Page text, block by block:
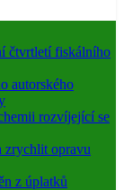
čtvrtletí fiskálního
autorského
rozvíjející se
zrychlit opravu
z úplatků